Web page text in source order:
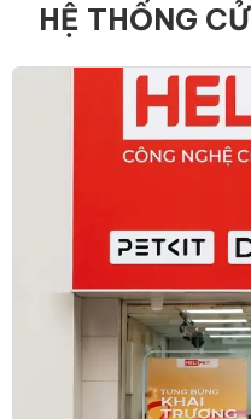
HỆ THỐNG